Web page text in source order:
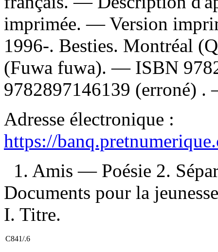
imprimée. —Version
1996-. Besties. Montréal
(Fuwa fuwa). — ISBN
9782897146139 (erroné)
Adresse électronique :
https://
1. Amis — Poésie 2.
Documents pour la
I. Titre.
C841/.6